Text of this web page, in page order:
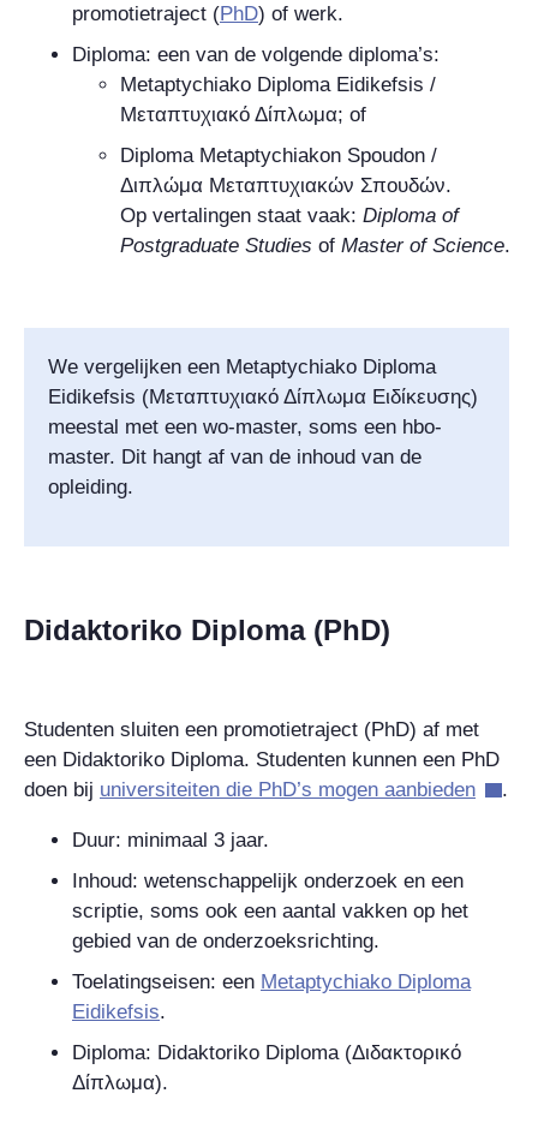
promotietraject (PhD) of werk.
Diploma: een van de volgende diploma’s:
Metaptychiako Diploma Eidikefsis /
Μεταπτυχιακό Δίπλωμα; of
Diploma Metaptychiakon Spoudon /
Διπλώμα Μεταπτυχιακών Σπουδών.
Op vertalingen staat vaak: Diploma of
Postgraduate Studies of Master of Science.
We vergelijken een Metaptychiako Diploma
Eidikefsis (Μεταπτυχιακό Δίπλωμα Ειδίκευσης)
meestal met een wo-master, soms een hbo-
master. Dit hangt af van de inhoud van de
opleiding.
Didaktoriko Diploma (PhD)
Studenten sluiten een promotietraject (PhD) af met
een Didaktoriko Diploma. Studenten kunnen een PhD
doen bij universiteiten die PhD’s mogen aanbieden .
Duur: minimaal 3 jaar.
Inhoud: wetenschappelijk onderzoek en een
scriptie, soms ook een aantal vakken op het
gebied van de onderzoeksrichting.
Toelatingseisen: een Metaptychiako Diploma
Eidikefsis.
Diploma: Didaktoriko Diploma (Διδακτορικό
Δίπλωμα).